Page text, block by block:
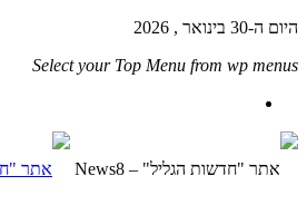
היום ה-30 בינואר , 2026
Select your Top Menu from wp menus